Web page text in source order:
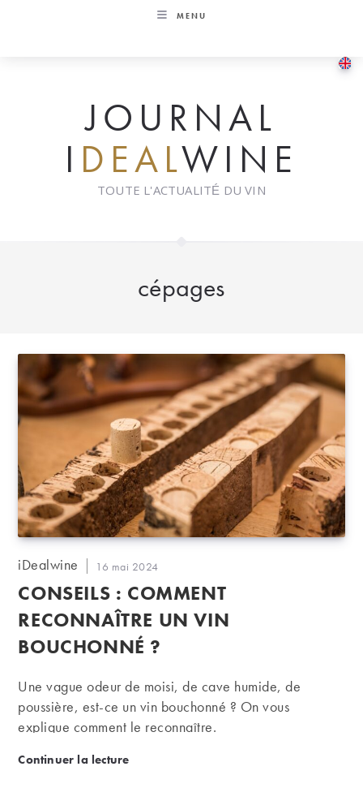
MENU
JOURNAL
I DEALWINE
TOUTE L'ACTUALITÉ DU VIN
cépages
Auteur/autrice
la
publication :
iDealwine
Publication
publiée :
16 mai 2024
CONSEILS : COMMENT
RECONNAÎTRE UN VIN
BOUCHONNÉ ?
Une vague odeur de moisi, de cave humide, de
poussière, est-ce un vin bouchonné ? On vous
explique comment le reconnaître.
Continuer la lectureConseils : comment reconnaître un vin bouchonné ?